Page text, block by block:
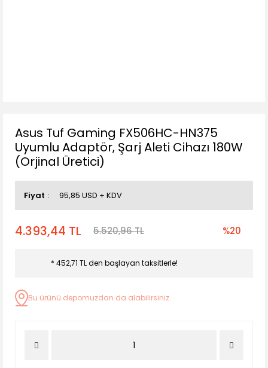
Asus Tuf Gaming FX506HC-HN375
Uyumlu Adaptör, Şarj Aleti Cihazı 180W
(Orjinal Üretici)
Fiyat 95,85 USD + KDV
4.393,44 TL 5.520,96 TL %20
* 452,71 TL den başlayan taksitlerle!
Bu ürünü depomuzdan da alabilirsiniz.